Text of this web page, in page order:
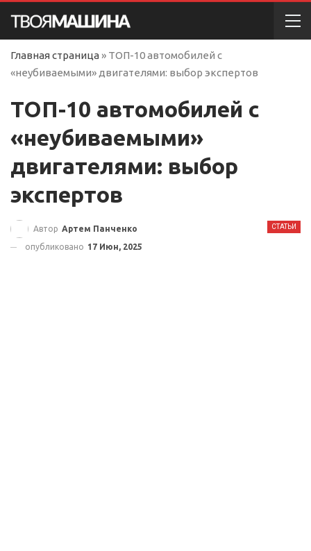
Главная страница » ТОП-10 автомобилей с
«неубиваемыми» двигателями: выбор экспертов
ТОП-10 автомобилей с
«неубиваемыми»
двигателями: выбор
экспертов
СТАТЬИ
Автор Артем Панченко
опубликовано 17 Июн, 2025